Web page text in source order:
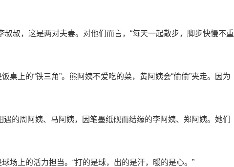
叔叔，这是两对夫妻。对他们而言，“每天一起散步，脚步快慢不重
桌上的“铁三角”。熊阿姨不爱吃的菜，黄阿姨会“偷偷”夹走。因为
遇的周阿姨、马阿姨，因笔墨纸砚而结缘的李阿姨、郑阿姨。她们
场上的活力担当。“打的是球，出的是汗，暖的是心。”